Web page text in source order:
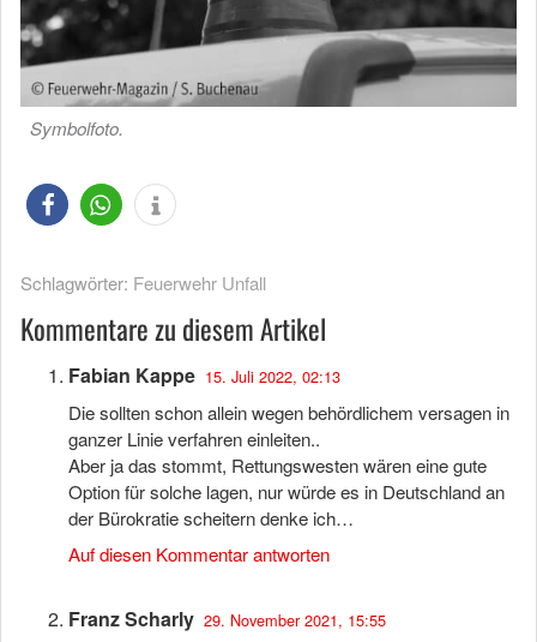
Symbolfoto.
Schlagwörter: Feuerwehr Unfall
Kommentare zu diesem Artikel
Fabian Kappe 15. Juli 2022, 02:13
Die sollten schon allein wegen behördlichem versagen in
ganzer Linie verfahren einleiten..
Aber ja das stommt, Rettungswesten wären eine gute
Option für solche lagen, nur würde es in Deutschland an
der Bürokratie scheitern denke ich…
Auf diesen Kommentar antworten
Franz Scharly 29. November 2021, 15:55